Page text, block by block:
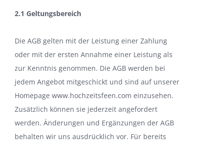
2.1 Geltungsbereich
Die AGB gelten mit der Leistung einer Zahlung
oder mit der ersten Annahme einer Leistung als
zur Kenntnis genommen. Die AGB werden bei
jedem Angebot mitgeschickt und sind auf unserer
Homepage www.hochzeitsfeen.com einzusehen.
Zusätzlich können sie jederzeit angefordert
werden. Änderungen und Ergänzungen der AGB
behalten wir uns ausdrücklich vor. Für bereits